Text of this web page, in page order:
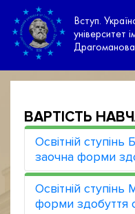
Вступ.
університет
Драгоманова
ВАРТІСТЬ
Освітній
заочна форми
Освітній ступінь
форми здобуття